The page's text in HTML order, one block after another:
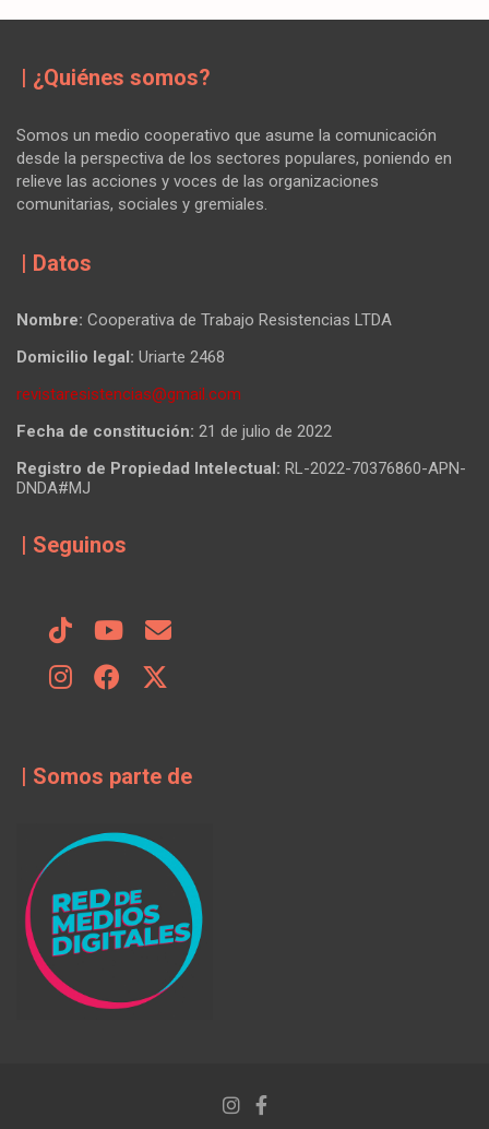
| ¿Quiénes somos?
Somos un medio cooperativo que asume la comunicación
desde la perspectiva de los sectores populares, poniendo en
relieve las acciones y voces de las organizaciones
comunitarias, sociales y gremiales.
| Datos
Nombre: Cooperativa de Trabajo Resistencias LTDA
Domicilio legal: Uriarte 2468
revistaresistencias@gmail.com
Fecha de constitución: 21 de julio de 2022
Registro de Propiedad Intelectual: RL-2022-70376860-APN-
DNDA#MJ
| Seguinos
| Somos parte de